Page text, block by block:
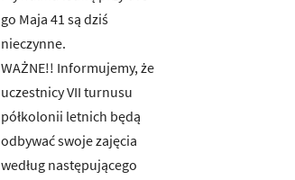
go Maja 41 są dziś
nieczynne.
WAŻNE!! Informujemy, że
uczestnicy VII turnusu
półkolonii letnich będą
odbywać swoje zajęcia
według następującego